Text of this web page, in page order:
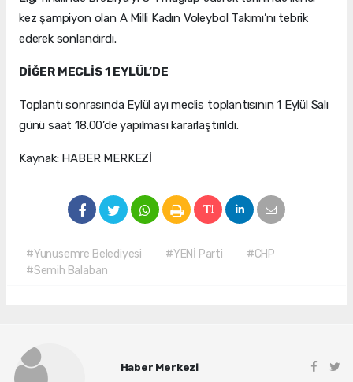
kez şampiyon olan A Milli Kadın Voleybol Takımı’nı tebrik
ederek sonlandırdı.
DİĞER MECLİS 1 EYLÜL’DE
Toplantı sonrasında Eylül ayı meclis toplantısının 1 Eylül Salı
günü saat 18.00’de yapılması kararlaştırıldı.
Kaynak: HABER MERKEZİ
#Yunusemre Belediyesi #YENİ Parti
#CHP
#Semih Balaban
Haber Merkezi